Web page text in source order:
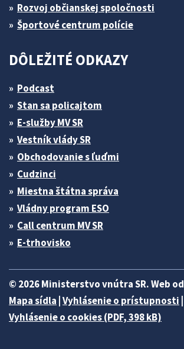
Rozvoj občianskej spoločnosti
Športové centrum polície
DÔLEŽITÉ ODKAZY
Podcast
Stan sa policajtom
E-služby MV SR
Vestník vlády SR
Obchodovanie s ľuďmi
Cudzinci
Miestna štátna správa
Vládny program ESO
Call centrum MV SR
E-trhovisko
© 2026 Ministerstvo vnútra SR. Web od
Mapa sídla |Vyhlásenie o prístupnosti |
Vyhlásenie o cookies (PDF, 398 kB)